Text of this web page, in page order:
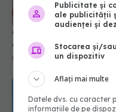
Cât de periculos
ocazii. Impactul
03 apr 2026, 08:35
Publicitate și
ale publicității
audienței și
Stocarea și/
un dispozitiv
Aflați mai multe
Datele dvs. cu caracter
informațiile de pe